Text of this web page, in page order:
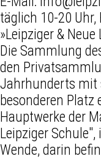
täglich 10-20
»Leipziger &
Die Sammlung
den
Jahrhunderts mit
besonderen Platz
Hauptwerke der
Leipziger
Wende, darin